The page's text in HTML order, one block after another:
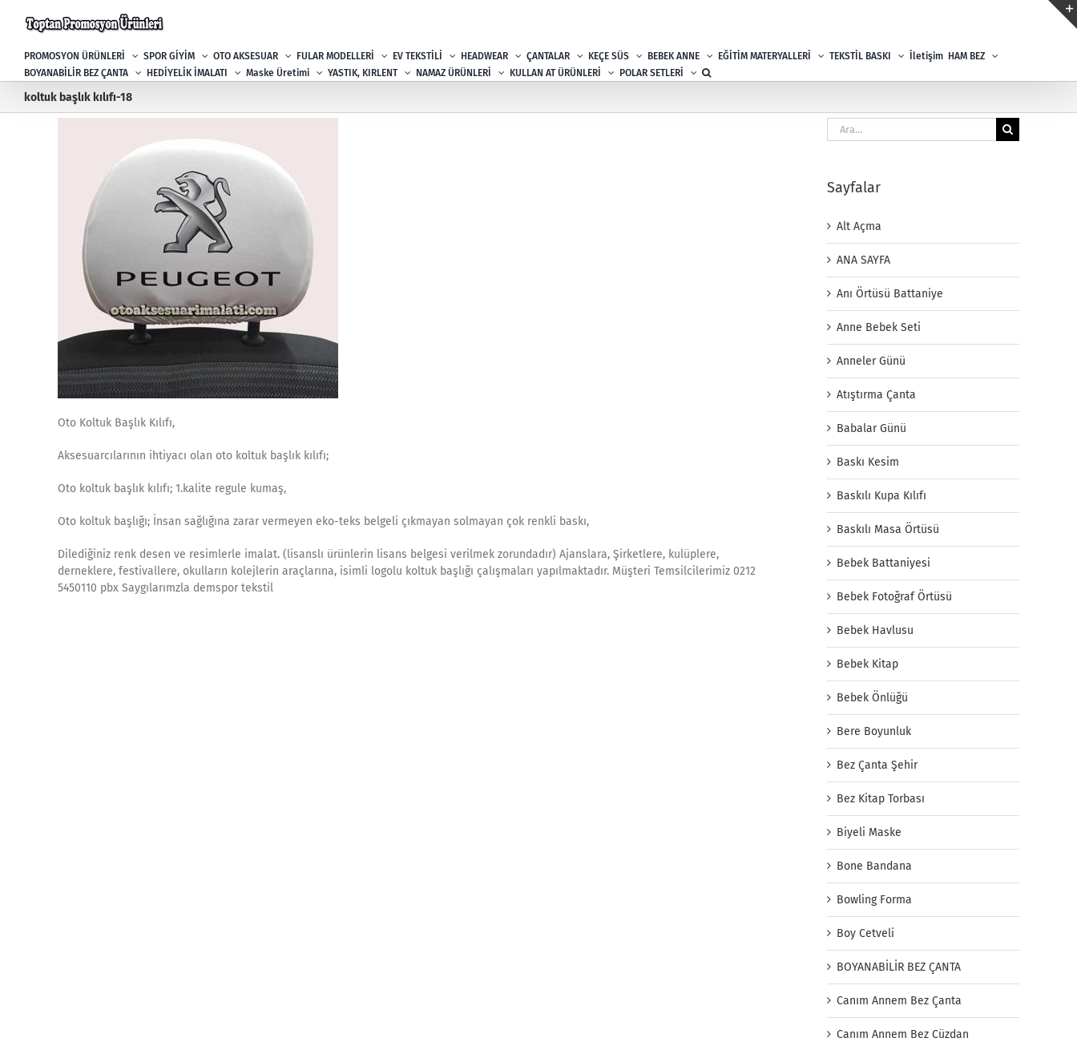
PROMOSYON ÜRÜNLERİ SPOR GİYİM OTO AKSESUAR FULAR MODELLERİ EV TEKSTİLİ HEADWEAR ÇANTALAR KEÇE SÜS BEBEK ANNE EĞİTİM MATERYALLERİ TEKSTİL BASKI İletişim HAM BEZ
BOYANABİLİR BEZ ÇANTA
HEDİYELİK İMALATI Maske Üretimi YASTIK, KIRLENT NAMAZ ÜRÜNLERİ KULLAN AT ÜRÜNLERİ POLAR SETLERİ
koltuk başlık kılıfı-18
Oto Koltuk Başlık Kılıfı,
Aksesuarcılarının ihtiyacı olan oto koltuk başlık kılıfı;
Oto koltuk başlık kılıfı; 1.kalite regule kumaş,
Oto koltuk başlığı; İnsan sağlığına zarar vermeyen eko-teks belgeli çıkmayan solmayan çok renkli baskı,
Dilediğiniz renk desen ve resimlerle imalat. (lisanslı ürünlerin lisans belgesi verilmek zorundadır) Ajanslara, Şirketlere, kulüplere,
derneklere, festivallere, okulların kolejlerin araçlarına, isimli logolu koltuk başlığı çalışmaları yapılmaktadır. Müşteri Temsilcilerimiz 0212
5450110 pbx Saygılarımzla demspor tekstil
Ara:
Sayfalar
Alt Açma
ANA SAYFA
Anı Örtüsü Battaniye
Anne Bebek Seti
Anneler Günü
Atıştırma Çanta
Babalar Günü
Baskı Kesim
Baskılı Kupa Kılıfı
Baskılı Masa Örtüsü
Bebek Battaniyesi
Bebek Fotoğraf Örtüsü
Bebek Havlusu
Bebek Kitap
Bebek Önlüğü
Bere Boyunluk
Bez Çanta Şehir
Bez Kitap Torbası
Biyeli Maske
Bone Bandana
Bowling Forma
Boy Cetveli
BOYANABİLİR BEZ ÇANTA
Canım Annem Bez Çanta
Canım Annem Bez Cüzdan